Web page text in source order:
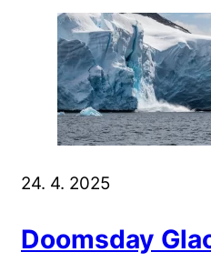
24. 4. 2025
Doomsday